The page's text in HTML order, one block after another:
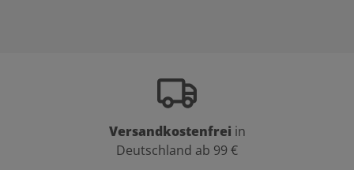
Versandkostenfrei in
Deutschland ab 99 €